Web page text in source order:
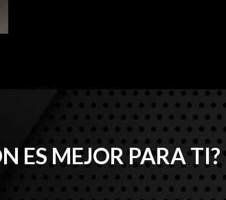
ES MEJOR PARA TI?